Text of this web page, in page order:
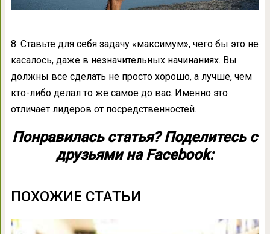
8. Ставьте для себя задачу «максимум», чего бы это не
касалось, даже в незначительных начинаниях. Вы
должны все сделать не просто хорошо, а лучше, чем
кто-либо делал то же самое до вас. Именно это
отличает лидеров от посредственностей.
Понравилась статья? Поделитесь с
друзьями на Facebook:
ПОХОЖИЕ СТАТЬИ